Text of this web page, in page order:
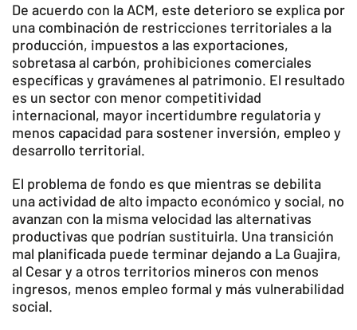
De acuerdo con la ACM, este deterioro se explica por
una combinación de restricciones territoriales a la
producción, impuestos a las exportaciones,
sobretasa al carbón, prohibiciones comerciales
específicas y gravámenes al patrimonio. El resultado
es un sector con menor competitividad
internacional, mayor incertidumbre regulatoria y
menos capacidad para sostener inversión, empleo y
desarrollo territorial.
El problema de fondo es que mientras se debilita
una actividad de alto impacto económico y social, no
avanzan con la misma velocidad las alternativas
productivas que podrían sustituirla. Una transición
mal planificada puede terminar dejando a La Guajira,
al Cesar y a otros territorios mineros con menos
ingresos, menos empleo formal y más vulnerabilidad
social.